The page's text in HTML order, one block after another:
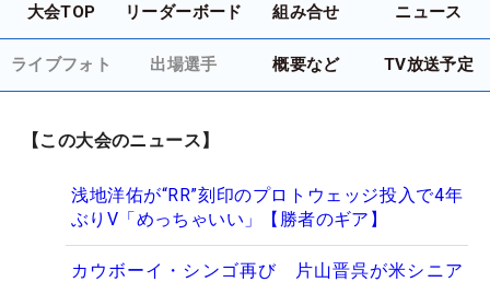
大会TOP リーダーボード 組み合せ ニュース
ライブフォト 出場選手 概要など TV放送予定
【この大会のニュース】
浅地洋佑が“RR”刻印のプロトウェッジ投入で4年
ぶりV「めっちゃいい」【勝者のギア】
カウボーイ・シンゴ再び 片山晋呉が米シニア